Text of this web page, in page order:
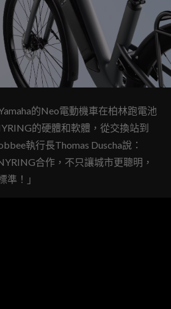
的Neo電動機車在柏林跑電池
的硬體和軟體，從交換站到
執行長Thomas Duscha說：
合作，不只讓城市更聰明，
準！」